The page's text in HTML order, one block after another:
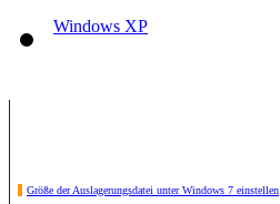
Windows XP
Größe der Auslagerungsdatei unter Windows 7 einstellen